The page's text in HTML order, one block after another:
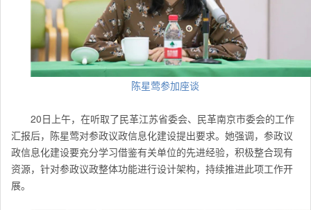
陈星莺参加座谈
20日上午，在听取了民革江苏省委会、民革南京市委会的工作
汇报后，陈星莺对参政议政信息化建设提出要求。她强调，参政议
政信息化建设要充分学习借鉴有关单位的先进经验，积极整合现有
资源，针对参政议政整体功能进行设计架构，持续推进此项工作开
展。